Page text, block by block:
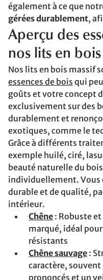
également à ce que
gérées durablement,
Aperçu des
nos lits en
Nos lits en bois massif
essences de bois qui
goûts et votre concept
exclusivement sur des
durablement et
exotiques, comme le
Grâce à différents
exemple huilé, ciré,
beauté naturelle du
individuellement. Vous
durable et de qualité,
intérieur.
Chêne : Robuste
marqué, idéal
résistants
Chêne sauvage :
caractère,
prononcés et un